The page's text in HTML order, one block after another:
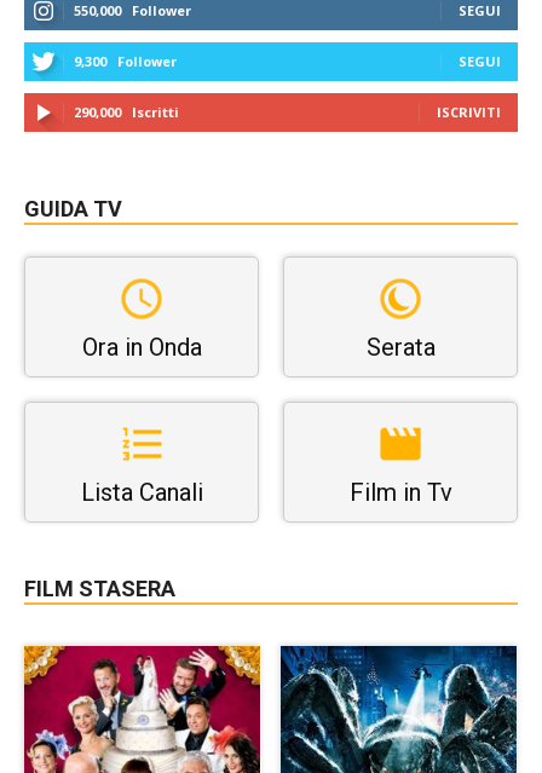
550,000 Follower SEGUI
9,300 Follower SEGUI
290,000 Iscritti ISCRIVITI
GUIDA TV
Ora in Onda Serata
Lista Canali Film in Tv
FILM STASERA